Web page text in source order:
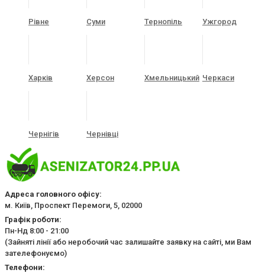
Рівне Суми Тернопіль Ужгород
Харків Херсон Хмельницький Черкаси
Чернігів Чернівці
Адреса головного офісу:
м. Київ, Проспект Перемоги, 5, 02000
Графік роботи:
Пн-Нд 8:00 - 21:00
(Зайняті лінії або неробочий час залишайте заявку на сайті, ми Вам
зателефонуємо)
Телефони: